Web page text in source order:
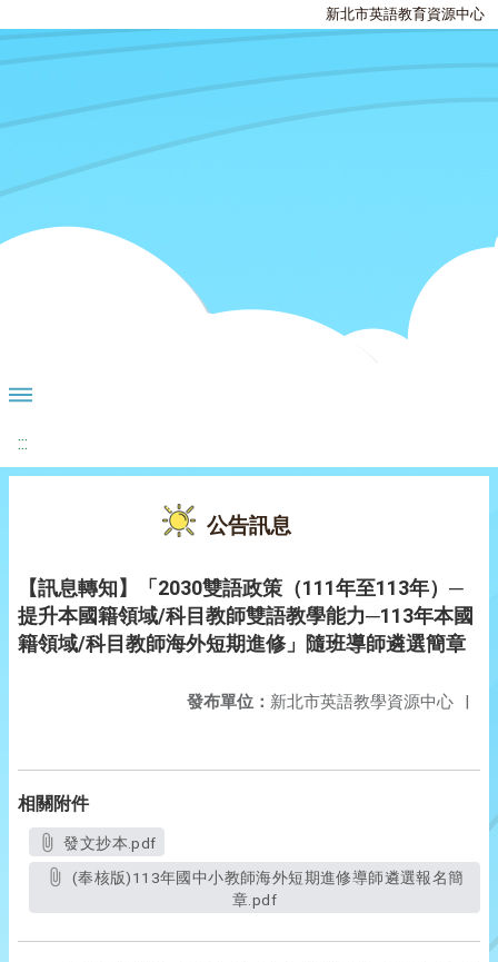
新北市英語教育資源中心
:::
公告訊息
【訊息轉知】「2030雙語政策（111年至113年）─
提升本國籍領域/科目教師雙語教學能力─113年本國
籍領域/科目教師海外短期進修」隨班導師遴選簡章
發布單位： 新北市英語教學資源中心 |
相關附件
發文抄本.pdf
章.pdf